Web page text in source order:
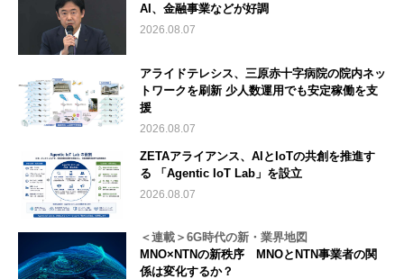
AI、金融事業などが好調
2026.08.07
アライドテレシス、三原赤十字病院の院内ネッ
トワークを刷新 少人数運用でも安定稼働を支
援
2026.08.07
ZETAアライアンス、AIとIoTの共創を推進す
る 「Agentic IoT Lab」を設立
2026.08.07
＜連載＞6G時代の新・業界地図
MNO×NTNの新秩序 MNOとNTN事業者の関
係は変化するか？